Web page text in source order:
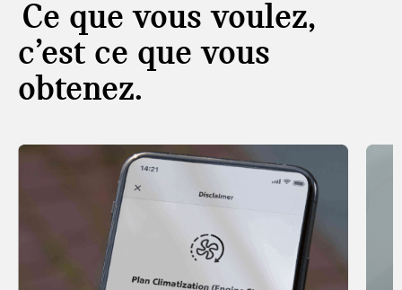
Ce que vous voulez,
c’est ce que vous
obtenez.